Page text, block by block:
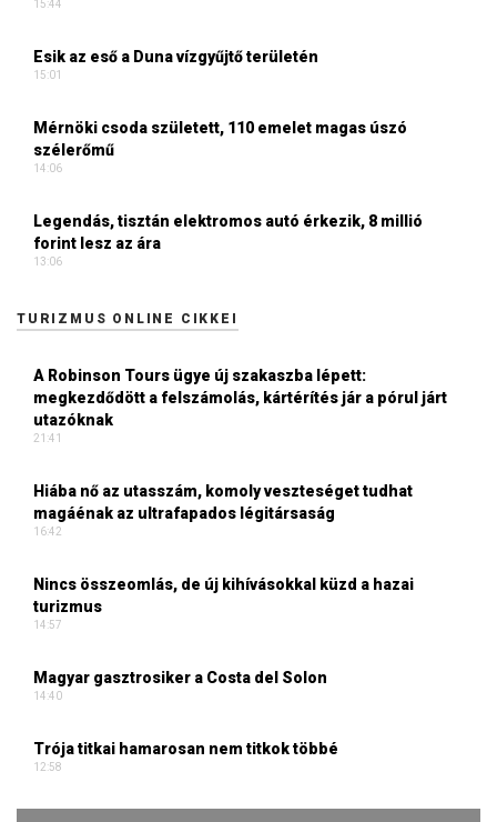
15:44
Esik az eső a Duna vízgyűjtő területén
15:01
Mérnöki csoda született, 110 emelet magas úszó
szélerőmű
14:06
Legendás, tisztán elektromos autó érkezik, 8 millió
forint lesz az ára
13:06
TURIZMUS ONLINE CIKKEI
A Robinson Tours ügye új szakaszba lépett:
megkezdődött a felszámolás, kártérítés jár a pórul járt
utazóknak
21:41
Hiába nő az utasszám, komoly veszteséget tudhat
magáénak az ultrafapados légitársaság
16:42
Nincs összeomlás, de új kihívásokkal küzd a hazai
turizmus
14:57
Magyar gasztrosiker a Costa del Solon
14:40
Trója titkai hamarosan nem titkok többé
12:58